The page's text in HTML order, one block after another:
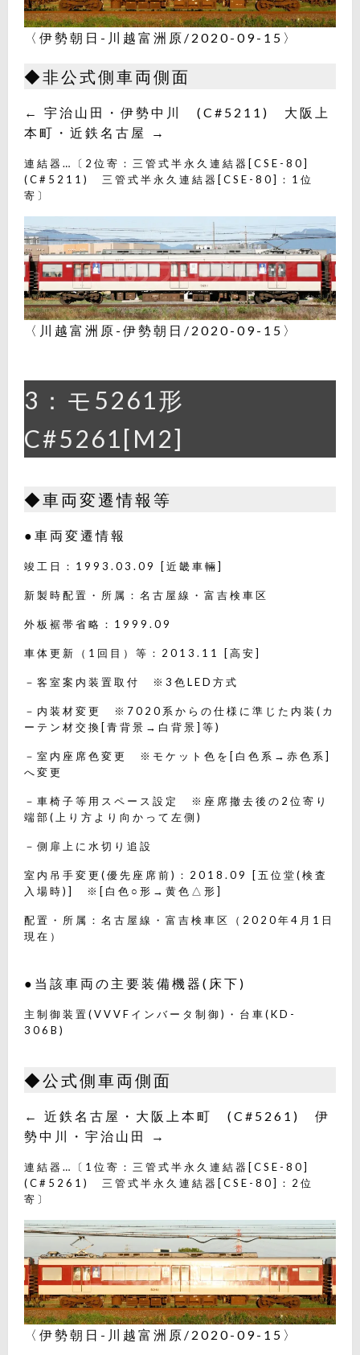
〈伊勢朝日-川越富洲原/2020-09-15〉
◆非公式側車両側面
← 宇治山田・伊勢中川 (C#5211) 大阪上
本町・近鉄名古屋 →
連結器…〔2位寄：三管式半永久連結器[CSE-80]
(C#5211) 三管式半永久連結器[CSE-80]：1位
寄〕
〈川越富洲原-伊勢朝日/2020-09-15〉
3：モ5261形
C#5261[M2]
◆車両変遷情報等
●車両変遷情報
竣工日：1993.03.09 [近畿車輛]
新製時配置・所属：名古屋線・富吉検車区
外板裾帯省略：1999.09
車体更新（1回目）等：2013.11 [高安]
－客室案内装置取付 ※3色LED方式
－内装材変更 ※7020系からの仕様に準じた内装(カ
ーテン材交換[青背景→白背景]等)
－室内座席色変更 ※モケット色を[白色系→赤色系]
へ変更
－車椅子等用スペース設定 ※座席撤去後の2位寄り
端部(上り方より向かって左側)
－側扉上に水切り追設
室内吊手変更(優先座席前)：2018.09 [五位堂(検査
入場時)] ※[白色○形→黄色△形]
配置・所属：名古屋線・富吉検車区（2020年4月1日
現在）
●当該車両の主要装備機器(床下)
主制御装置(VVVFインバータ制御)・台車(KD-
306B)
◆公式側車両側面
← 近鉄名古屋・大阪上本町 (C#5261) 伊
勢中川・宇治山田 →
連結器…〔1位寄：三管式半永久連結器[CSE-80]
(C#5261) 三管式半永久連結器[CSE-80]：2位
寄〕
〈伊勢朝日-川越富洲原/2020-09-15〉